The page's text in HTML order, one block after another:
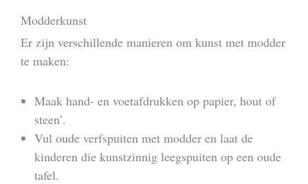
Modderkunst
Er zijn verschillende manieren om kunst met modder
te maken:
Maak hand- en voetafdrukken op papier, hout of
steen’.
Vul oude verfspuiten met modder en laat de
kinderen die kunstzinnig leegspuiten op een oude
tafel.